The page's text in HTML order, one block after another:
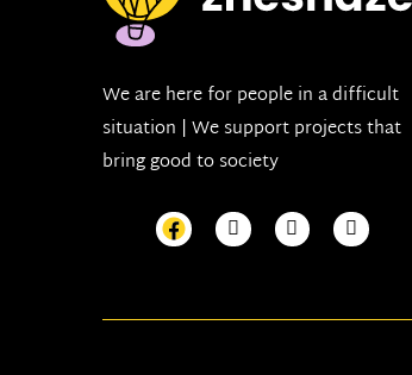
We are here for people in a difficult
situation | We support projects that
bring good to society